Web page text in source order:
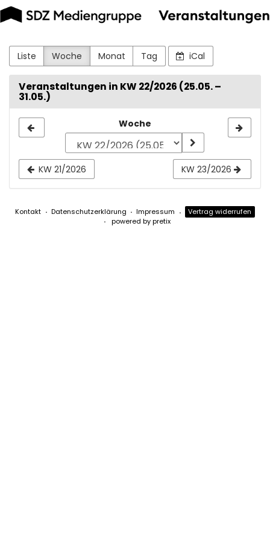
Zum
Haupt-
springen
SDZ
und
Medien
GmbH
Liste Woche Monat Tag iCal
Veranstaltungen in KW 22/2026 (25.05. –
31.05.)
zur
Anzeige
auswählen
Woche
KW 21/2026 KW 23/2026
Kontakt Datenschutzerklärung Impressum
Vertrag widerrufen
powered by pretix